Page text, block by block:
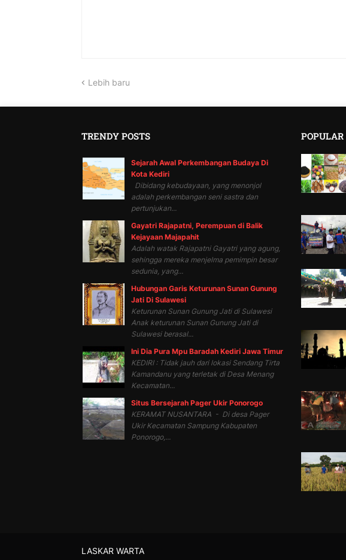
Lebih baru
TRENDY POSTS
Sejarah Awal Perkembangan Budaya Di
Kota Kediri
Dibidang kebudayaan, yang menonjol
adalah perkembangan seni sastra dan
pertunjukan...
Gayatri Rajapatni, Perempuan di Balik
Kejayaan Majapahit
Adalah watak Rajapatni Gayatri yang agung,
sehingga mereka menjelma pemimpin besar
sedunia, yang...
Hubungan Garis Keturunan Sunan Gunung
Jati Di Sulawesi
Keturunan Sunan Gunung Jati di Sulawesi
Anak keturunan Sunan Gunung Jati di
Sulawesi berasal...
Ini Dia Pura Mpu Baradah Kediri Jawa Timur
KEDIRI : Tidak jauh dari lokasi Sendang Tirta
Kamandanu yang terletak di Desa Menang
Kecamatan...
Situs Bersejarah Pager Ukir Ponorogo
KERAMAT NUSANTARA - Di desa Pager
Ukir Kecamatan Sampung Kabupaten
Ponorogo,...
LASKAR WARTA